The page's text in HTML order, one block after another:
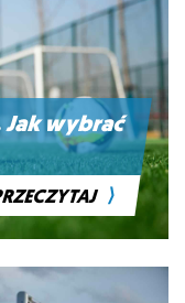
Jak wybrać
⟩